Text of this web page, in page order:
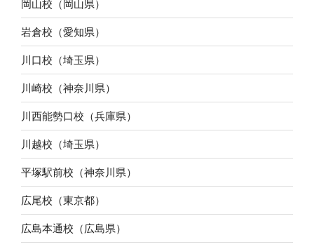
岡山校（岡山県）
岩倉校（愛知県）
川口校（埼玉県）
川崎校（神奈川県）
川西能勢口校（兵庫県）
川越校（埼玉県）
平塚駅前校（神奈川県）
広尾校（東京都）
広島本通校（広島県）